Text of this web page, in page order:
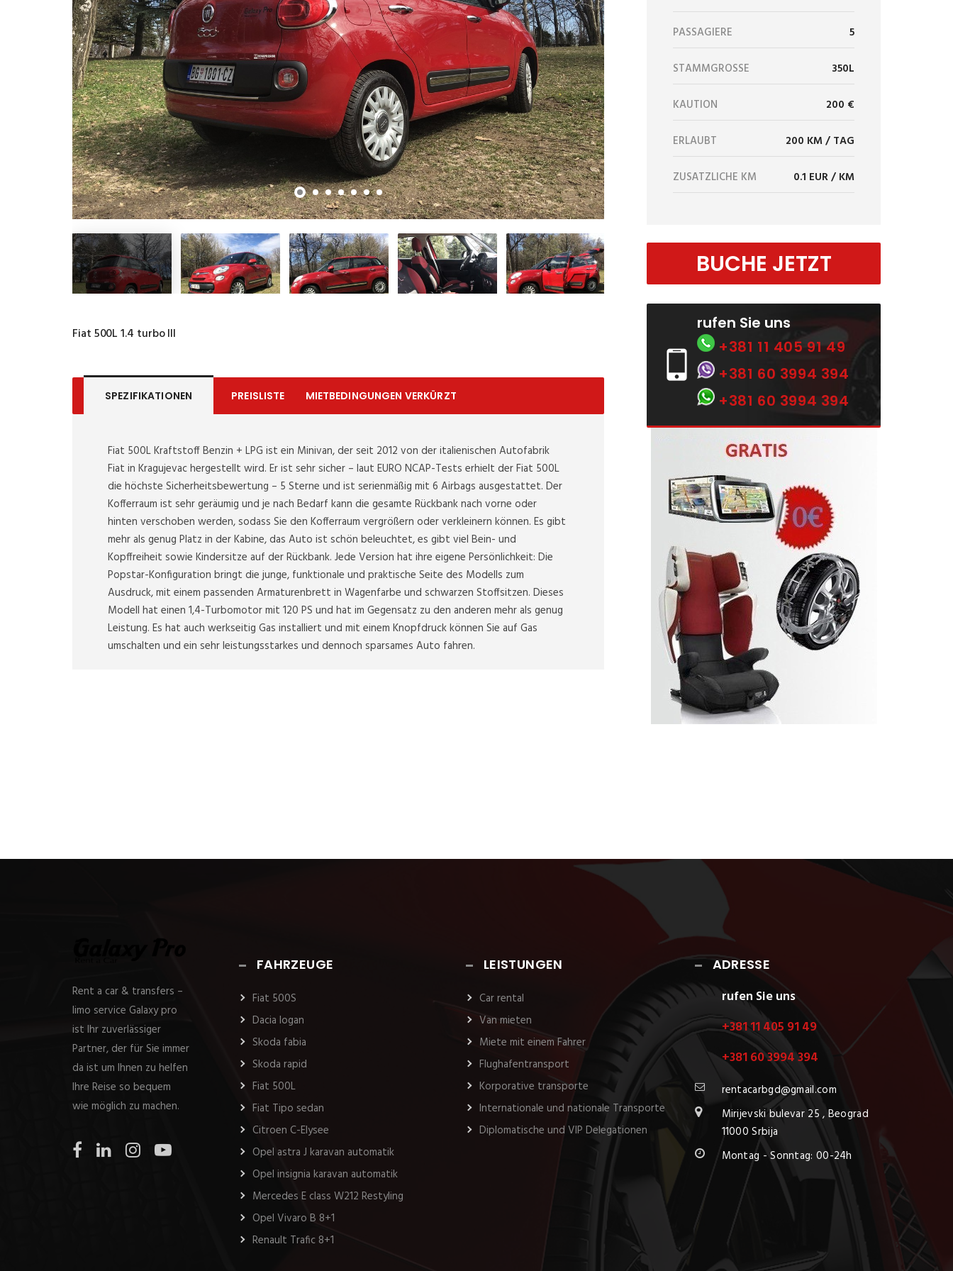
Fiat 500L 1.4 turbo III
SPEZIFIKATIONEN PREISLISTE MIETBEDINGUNGEN VERKÜRZT
Fiat 500L Kraftstoff Benzin + LPG ist ein Minivan, der seit 2012 von der italienischen Autofabrik
Fiat in Kragujevac hergestellt wird. Er ist sehr sicher – laut EURO NCAP-Tests erhielt der Fiat 500L
die höchste Sicherheitsbewertung – 5 Sterne und ist serienmäßig mit 6 Airbags ausgestattet. Der
Kofferraum ist sehr geräumig und je nach Bedarf kann die gesamte Rückbank nach vorne oder
hinten verschoben werden, sodass Sie den Kofferraum vergrößern oder verkleinern können. Es gibt
mehr als genug Platz in der Kabine, das Auto ist schön beleuchtet, es gibt viel Bein- und
Kopffreiheit sowie Kindersitze auf der Rückbank. Jede Version hat ihre eigene Persönlichkeit: Die
Popstar-Konfiguration bringt die junge, funktionale und praktische Seite des Modells zum
Ausdruck, mit einem passenden Armaturenbrett in Wagenfarbe und schwarzen Stoffsitzen. Dieses
Modell hat einen 1,4-Turbomotor mit 120 PS und hat im Gegensatz zu den anderen mehr als genug
Leistung. Es hat auch werkseitig Gas installiert und mit einem Knopfdruck können Sie auf Gas
umschalten und ein sehr leistungsstarkes und dennoch sparsames Auto fahren.
PASSAGIERE 5
STAMMGRÖSSE 350L
KAUTION 200 €
ERLAUBT 200 KM / TAG
ZUSÄTZLICHE KM 0.1 EUR / KM
BUCHE JETZT
rufen Sie uns
+381 11 405 91 49
+381 60 3994 394
+381 60 3994 394
Rent a car & transfers –
limo service Galaxy pro
ist Ihr zuverlässiger
Partner, der für Sie immer
da ist um Ihnen zu helfen
Ihre Reise so bequem
wie möglich zu machen.
FAHRZEUGE
Fiat 500S
Dacia logan
Skoda fabia
Skoda rapid
Fiat 500L
Fiat Tipo sedan
Citroen C-Elysee
Opel astra J karavan automatik
Opel insignia karavan automatik
Mercedes E class W212 Restyling
Opel Vivaro B 8+1
Renault Trafic 8+1
LEISTUNGEN
Car rental
Van mieten
Miete mit einem Fahrer
Flughafentransport
Korporative transporte
Internationale und nationale Transporte
Diplomatische und VIP Delegationen
ADRESSE
rufen Sie uns
+381 11 405 91 49
+381 60 3994 394
rentacarbgd@gmail.com
Mirijevski bulevar 25 , Beograd
11000 Srbija
Montag - Sonntag: 00-24h